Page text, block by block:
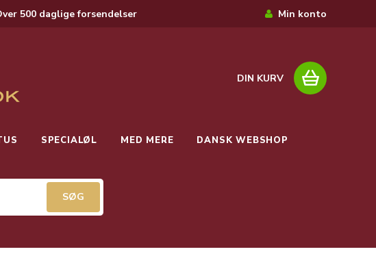
500 daglige forsendelser Min konto
DIN KURV
SPECIALØL MED MERE DANSK WEBSHOP